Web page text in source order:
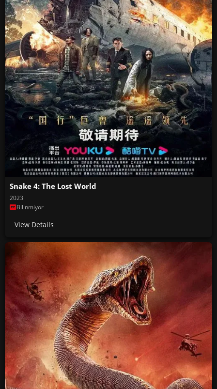
Snake 4: The Lost World
2023
Bilinmiyor
View Details